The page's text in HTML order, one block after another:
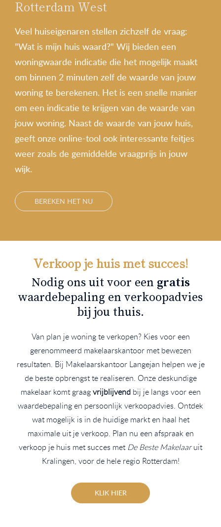
Rotterdam West
Veel huiseigenaren stellen zichzelf de vraag:
"Wat is mijn huis waard?" Wij bieden een
woningwaarde indicatie die het mogelijk maakt
om binnen 2 minuten zelf de waarde van jouw
woning te berekenen. Het is een snelle manier
om een indicatie te krijgen van de waarde van
jouw woning. Naast de waarde van jouw huis,
geeft onze online-tool ook interessante feitjes
weer zoals de gemiddelde vraagprijs in jouw
wijk.
BEREKEN HET NU
Verkoop je huis met succes!
Nodig ons uit voor een gratis
waardebepaling en verkoopadvies
bij jou thuis.
Van plan je woning te verkopen? Kies voor een
gerenommeerd makelaarskantoor met bewezen
resultaten. Bij Makelaarskantoor Langejan helpen we je
de beste opbrengst te realiseren. Onze deskundige
makelaar komt graagvrijblijvendbij je langs voor een
waardebepaling en persoonlijk verkoopadvies. Ontdek
wat mogelijk is in de huidige markt en haal het
maximale uit je verkoop. Plan nu een afspraak en
verkoop je huis met succes metDe Beste Makelaaruit
Kralingen, voor de hele regio Rotterdam!
KLIK HIER